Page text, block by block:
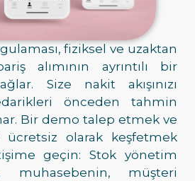
fiziksel ve uzaktan
alımının ayrıntılı bir
Size nakit akışınızı
önceden tahmin
Bir demo talep etmek ve
olarak keşfetmek
geçin: Stok yönetim
muhasebenin, müşteri